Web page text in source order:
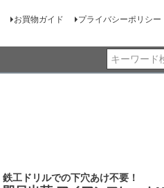
お買物ガイド プライバシーポリシー
鉄工ドリルでの下穴あけ不要！